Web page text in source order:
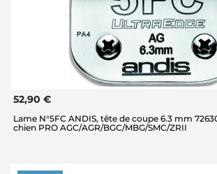
52,90 €
Lame N°5FC ANDIS, tête de coupe 6.3 mm
chien PRO AGC/AGR/BGC/MBG/SMC/ZRII